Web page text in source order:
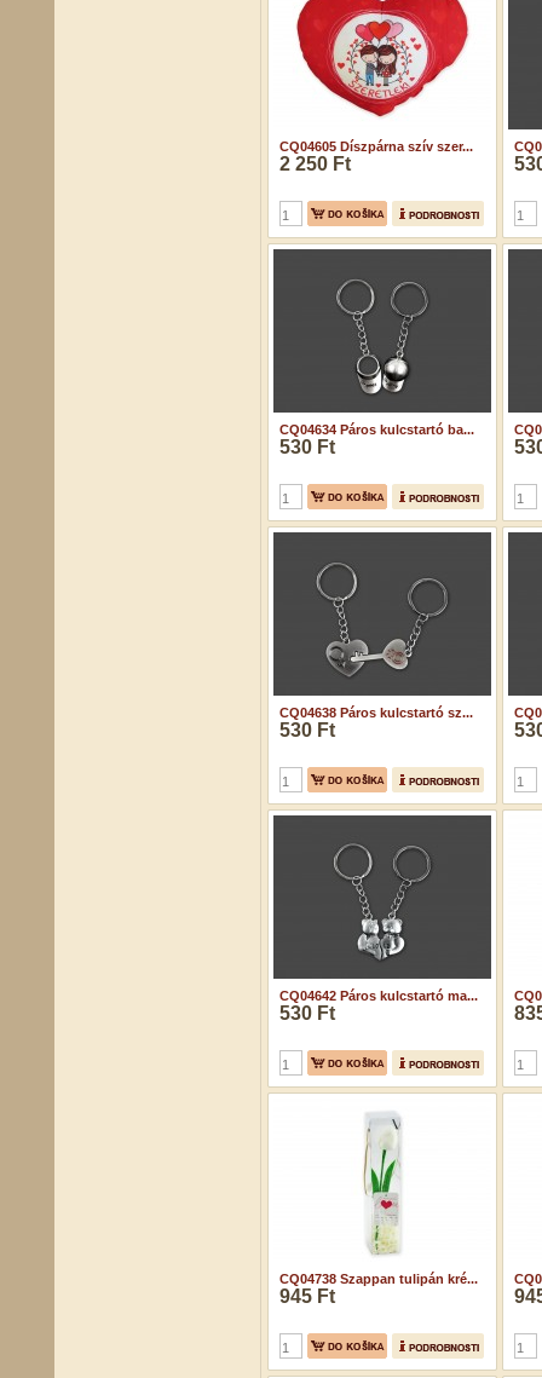
CQ04605 Díszpárna szív szer...
2 250 Ft
CQ04634 Páros kulcstartó ba...
530 Ft
CQ04638 Páros kulcstartó sz...
530 Ft
CQ04642 Páros kulcstartó ma...
530 Ft
CQ04738 Szappan tulipán kré...
945 Ft